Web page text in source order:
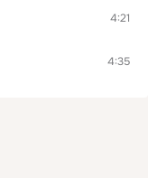
4:21
4:35